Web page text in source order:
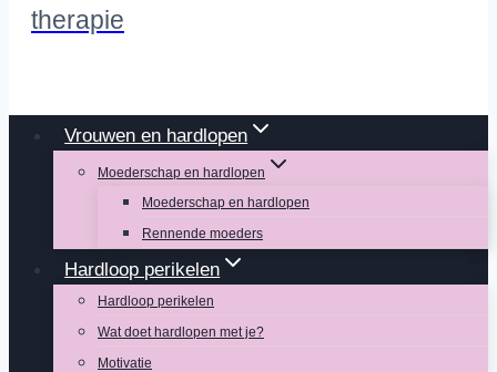
therapie
Vrouwen en hardlopen
Moederschap en hardlopen
Moederschap en hardlopen
Rennende moeders
Hardloop perikelen
Hardloop perikelen
Wat doet hardlopen met je?
Motivatie